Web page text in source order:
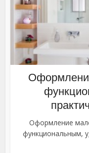
Оформление
функциональным,